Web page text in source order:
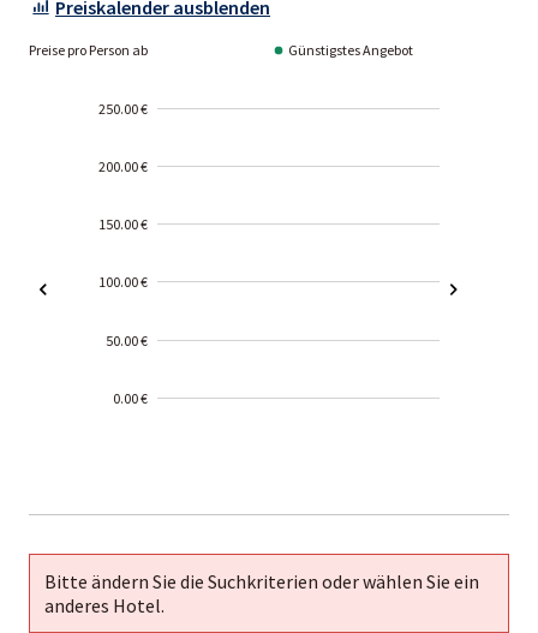
Preiskalender ausblenden
Preise pro Person ab Günstigstes Angebot
250.00 €
200.00 €
150.00 €
100.00 €
50.00 €
0.00 €
01-02
Bitte ändern Sie die Suchkriterien oder wählen Sie ein
anderes Hotel.